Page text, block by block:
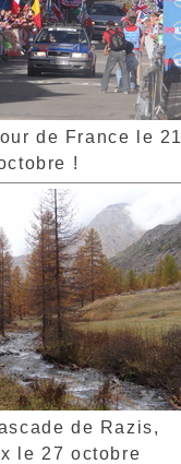
de France le 21
!
de Razis,
le 27 octobre